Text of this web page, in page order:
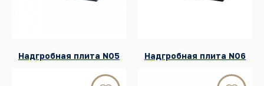
Надгробная плита N05 Надгробная плита N06